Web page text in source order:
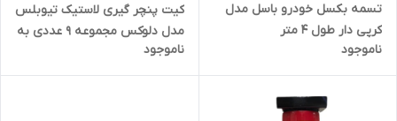
تسمه بکسل خودرو باسل مدل
کرپی دار طول 4 متر
ناموجود
کیت پنچر گیری لاستیک تیوبلس
مدل دلوکس مجموعه 9 عددی به
همراه دم باریک
ناموجود